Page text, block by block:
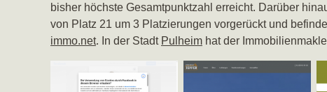
bisher höchste Gesamtpunktzahl erreicht. Darüber
von Platz 21 um 3 Platzierungen vorgerückt und
immo.net. In der Stadt Pulheim hat der